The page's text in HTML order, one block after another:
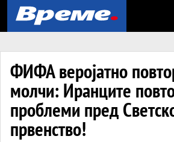
ФИФА веројатно
молчи: Иранците
проблеми пред
првенство!